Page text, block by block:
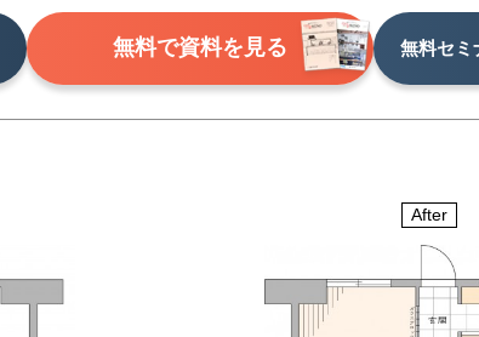
無料で資料を見る 無料セミ
After